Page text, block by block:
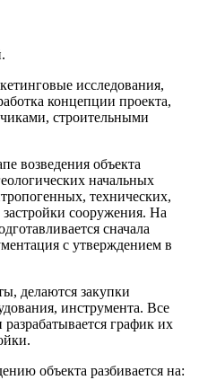
исследования,
концепции проекта,
строительными
возведения объекта
начальных
технических,
застройки сооружения. На
сначала
с утверждением в
делаются закупки
инструмента. Все
график их
объекта разбивается на: